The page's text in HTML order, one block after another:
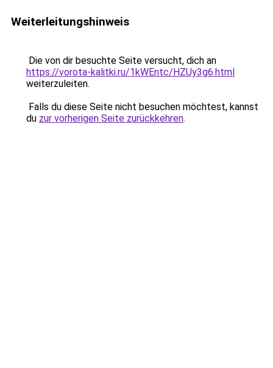
Weiterleitungshinweis
Die von dir besuchte Seite versucht, dich an
https://vorota-kalitki.ru/1kWEntc/HZUy3g6.html
weiterzuleiten.
Falls du diese Seite nicht besuchen möchtest, kannst
du zur vorherigen Seite zurückkehren.